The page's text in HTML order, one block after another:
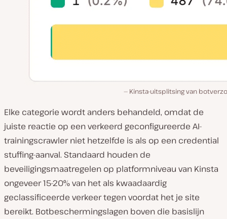
Kinsta-uitsplitsing van
Elke categorie wordt anders behandeld, omdat de
juiste reactie op een verkeerd geconfigureerde AI-
trainingscrawler niet hetzelfde is als op een credential
stuffing-aanval. Standaard houden de
beveiligingsmaatregelen op platformniveau van Kinsta
ongeveer 15-20% van het als kwaadaardig
geclassificeerde verkeer tegen voordat het je site
bereikt. Botbeschermingslagen boven die basislijn